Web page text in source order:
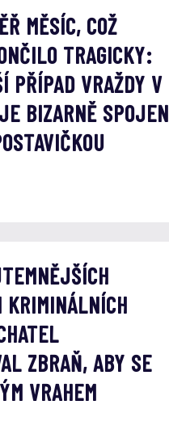
MĚSÍC, COŽ
TRAGICKY:
PŘÍPAD VRAŽDY V
BIZARNĚ SPOJEN
KRIMINÁLNÍCH
ZBRAŇ, ABY SE
VRAHEM